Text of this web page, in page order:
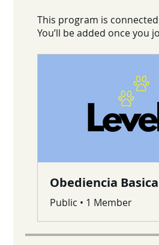
This program is
You’ll be added once you
Obediencia Basica
Public • 1 Member